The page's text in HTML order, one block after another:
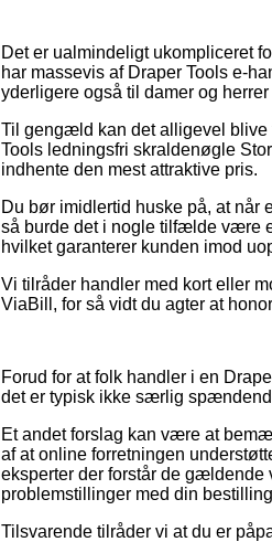
Det er ualmindeligt ukompliceret
har massevis af Draper Tools e-
yderligere også til damer og
Til gengæld kan det alligevel
Tools ledningsfri skraldenøgle
indhente den mest attraktive pris.
Du bør imidlertid huske på, at når
så burde det i nogle tilfælde være
hvilket garanterer kunden imod
Vi tilråder handler med kort eller
ViaBill, for så vidt du agter at
Forud for at folk handler i en
det er typisk ikke særlig
Et andet forslag kan være at
af at online forretningen
eksperter der forstår de gældende
problemstillinger med din
Tilsvarende tilråder vi at du er